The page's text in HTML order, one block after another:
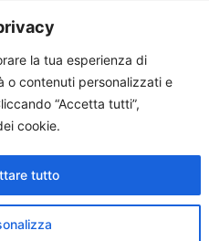
la tua esperienza di
o contenuti personalizzati e
“Accetta tutti”,
cookie.
tutto
La
Ciclo della
Biagio